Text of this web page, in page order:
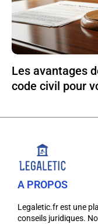
Les avantages
code civil pour
A PROPOS
Legaletic.fr est une
conseils juridiques.